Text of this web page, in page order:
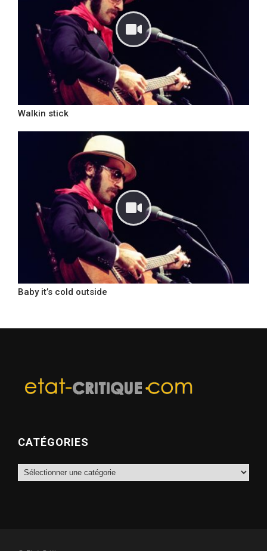
Walkin stick
Baby it’s cold outside
CATÉGORIES
Catégories